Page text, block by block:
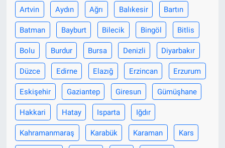
Artvin Aydın Ağrı Balıkesir Bartın
Batman Bayburt Bilecik Bingöl Bitlis
Bolu Burdur Bursa Denizli Diyarbakır
Düzce Edirne Elazığ Erzincan Erzurum
Eskişehir Gaziantep Giresun Gümüşhane
Hakkari Hatay Isparta Iğdır
Kahramanmaraş Karabük Karaman Kars